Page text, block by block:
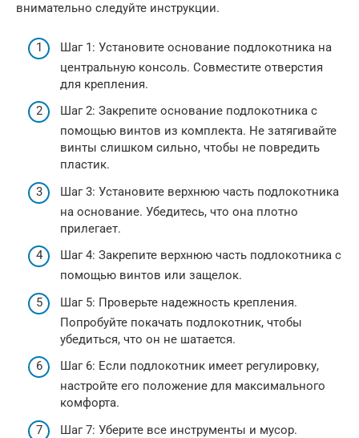
внимательно следуйте инструкции.
Шаг 1: Установите основание подлокотника на
центральную консоль. Совместите отверстия
для крепления.
Шаг 2: Закрепите основание подлокотника с
помощью винтов из комплекта. Не затягивайте
винты слишком сильно, чтобы не повредить
пластик.
Шаг 3: Установите верхнюю часть подлокотника
на основание. Убедитесь, что она плотно
прилегает.
Шаг 4: Закрепите верхнюю часть подлокотника с
помощью винтов или защелок.
Шаг 5: Проверьте надежность крепления.
Попробуйте покачать подлокотник, чтобы
убедиться, что он не шатается.
Шаг 6: Если подлокотник имеет регулировку,
настройте его положение для максимального
комфорта.
Шаг 7: Уберите все инструменты и мусор.